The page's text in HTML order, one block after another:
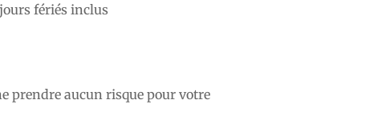
fériés inclus
prendre aucun risque pour votre